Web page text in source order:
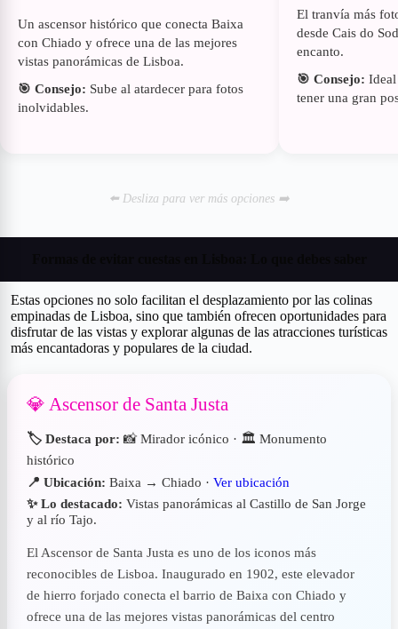
Un ascensor histórico que conecta Baixa
con Chiado y ofrece una de las mejores
vistas panorámicas de Lisboa.
🎯 Consejo: Sube al atardecer para fotos
inolvidables.
El tranvía más
desde Cais do
encanto.
🎯 Consejo:
tener una gran
⬅️ Desliza para ver más opciones ➡️
Estas opciones no solo facilitan el desplazamiento por las colinas
empinadas de Lisboa, sino que también ofrecen oportunidades para
disfrutar de las vistas y explorar algunas de las atracciones turísticas
más encantadoras y populares de la ciudad.
💎 Ascensor de Santa Justa
🏷️ Destaca por: 📸 Mirador icónico · 🏛 Monumento
histórico
📍 Ubicación: Baixa → Chiado ·Ver ubicación
✨ Lo destacado: Vistas panorámicas al Castillo de San Jorge
y al río Tajo.
El Ascensor de Santa Justa es uno de los iconos más
reconocibles de Lisboa. Inaugurado en 1902, este elevador
de hierro forjado conecta el barrio de Baixa con Chiado y
ofrece una de las mejores vistas panorámicas del centro